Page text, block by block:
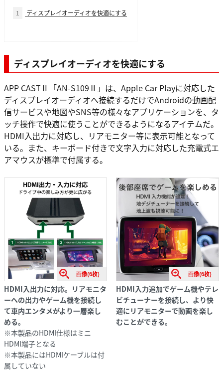
1 ディスプレイオーディオを快適にする
ディスプレイオーディオを快適にする
APP CASTⅡ「AN-S109Ⅱ」は、Apple Car Playに対応した
ディスプレイオーディオへ接続するだけでAndroidの動画配
信サービスや地図やSNS等の様々なアプリケーションを、タ
ッチ操作で快適に使うことができるようになるアイテムだ。
HDMI入出力に対応し、リアモニター等に表示可能となって
いる。また、キーボード付きで文字入力に対応した充電式エ
アマウスが標準で付属する。
画像(6枚)
HDMI入出力に対応。リアモニタ
ーへの出力やゲーム機を接続し
て車内エンタメがより一層楽し
める。
※本製品のHDMI仕様はミニ
HDMI端子となる
※本製品にはHDMIケーブルは付
属していない
画像(6枚)
HDMI入力追加でゲーム機やテレ
ビチューナーを接続し、より快
適にリアモニターで動画を楽し
むことができる。